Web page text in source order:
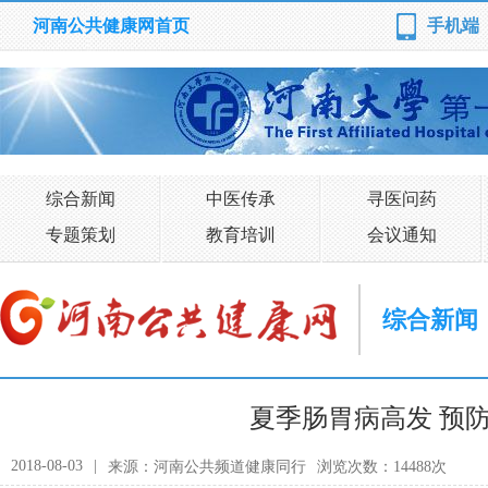
河南公共健康网首页 手机端
综合新闻 中医传承
寻医问药
专题策划
教育培训 会议通知
综合新闻
夏季肠胃病高发 预
2018-08-03 来源：河南公共频道健康同行 浏览次数：14488次